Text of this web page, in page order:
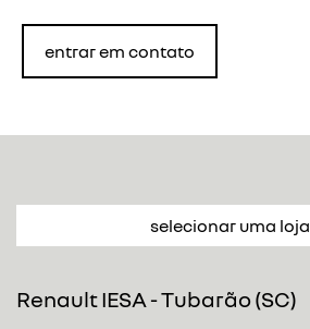
entrar em contato
selecionar uma loja
Renault IESA - Tubarão (SC)